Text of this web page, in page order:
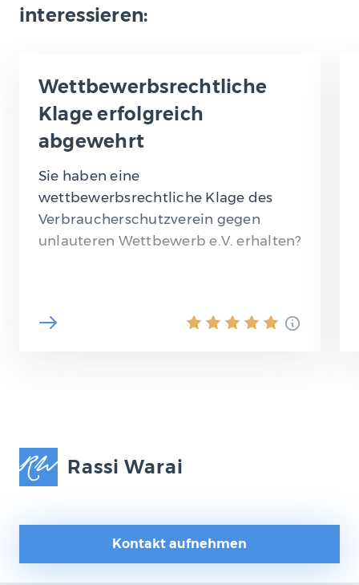
interessieren:
Wettbewerbsrechtliche
Klage erfolgreich
abgewehrt
Sie haben eine
wettbewerbsrechtliche Klage des
Verbraucherschutzverein gegen
unlauteren Wettbewerb e.V. erhalten?
Rassi Warai
Kontakt aufnehmen